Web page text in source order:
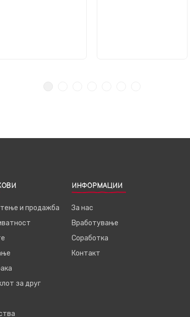
и продажба
за друг
ИНФОРМАЦИИ
За нас
Вработување
Соработка
Контакт